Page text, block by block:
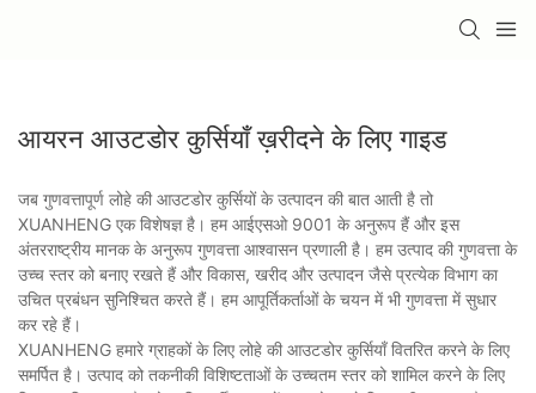
आयरन आउटडोर कुर्सियाँ ख़रीदने के लिए गाइड
जब गुणवत्तापूर्ण लोहे की आउटडोर कुर्सियों के उत्पादन की बात आती है तो
XUANHENG एक विशेषज्ञ है। हम आईएसओ 9001 के अनुरूप हैं और इस
अंतरराष्ट्रीय मानक के अनुरूप गुणवत्ता आश्वासन प्रणाली है। हम उत्पाद की गुणवत्ता के
उच्च स्तर को बनाए रखते हैं और विकास, खरीद और उत्पादन जैसे प्रत्येक विभाग का
उचित प्रबंधन सुनिश्चित करते हैं। हम आपूर्तिकर्ताओं के चयन में भी गुणवत्ता में सुधार
कर रहे हैं।
XUANHENG हमारे ग्राहकों के लिए लोहे की आउटडोर कुर्सियाँ वितरित करने के लिए
समर्पित है। उत्पाद को तकनीकी विशिष्टताओं के उच्चतम स्तर को शामिल करने के लिए